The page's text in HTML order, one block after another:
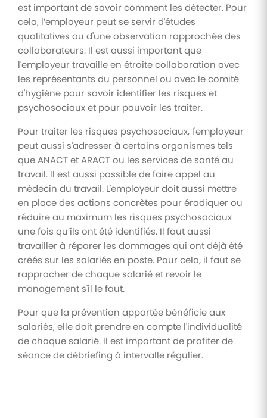
est important de savoir comment les détecter. Pour
cela, l’employeur peut se servir d'études
qualitatives ou d'une observation rapprochée des
collaborateurs. Il est aussi important que
l'employeur travaille en étroite collaboration avec
les représentants du personnel ou avec le comité
d'hygiène pour savoir identifier les risques et
psychosociaux et pour pouvoir les traiter.
Pour traiter les risques psychosociaux, l'employeur
peut aussi s'adresser à certains organismes tels
que ANACT et ARACT ou les services de santé au
travail. Il est aussi possible de faire appel au
médecin du travail. L'employeur doit aussi mettre
en place des actions concrètes pour éradiquer ou
réduire au maximum les risques psychosociaux
une fois qu’ils ont été identifiés. Il faut aussi
travailler à réparer les dommages qui ont déjà été
créés sur les salariés en poste. Pour cela, il faut se
rapprocher de chaque salarié et revoir le
management s'il le faut.
Pour que la prévention apportée bénéficie aux
salariés, elle doit prendre en compte l'individualité
de chaque salarié. Il est important de profiter de
séance de débriefing à intervalle régulier.